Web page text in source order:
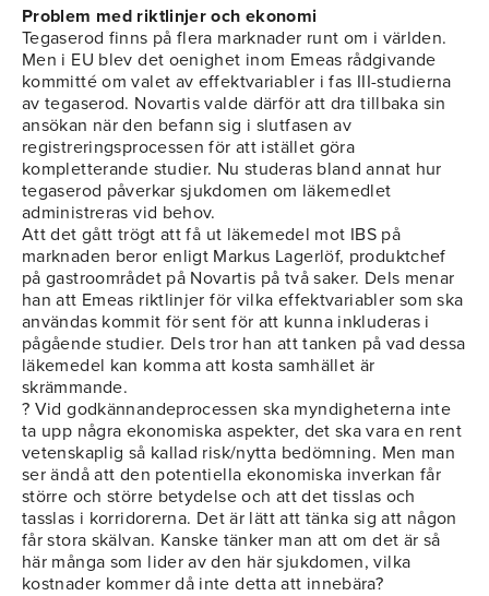
Problem med riktlinjer och ekonomi
Tegaserod finns på flera marknader runt om i världen.
Men i EU blev det oenighet inom Emeas rådgivande
kommitté om valet av effektvariabler i fas III-studierna
av tegaserod. Novartis valde därför att dra tillbaka sin
ansökan när den befann sig i slutfasen av
registreringsprocessen för att istället göra
kompletterande studier. Nu studeras bland annat hur
tegaserod påverkar sjukdomen om läkemedlet
administreras vid behov.
Att det gått trögt att få ut läkemedel mot IBS på
marknaden beror enligt Markus Lagerlöf, produktchef
på gastroområdet på Novartis på två saker. Dels menar
han att Emeas riktlinjer för vilka effektvariabler som ska
användas kommit för sent för att kunna inkluderas i
pågående studier. Dels tror han att tanken på vad dessa
läkemedel kan komma att kosta samhället är
skrämmande.
? Vid godkännandeprocessen ska myndigheterna inte
ta upp några ekonomiska aspekter, det ska vara en rent
vetenskaplig så kallad risk/nytta bedömning. Men man
ser ändå att den potentiella ekonomiska inverkan får
större och större betydelse och att det tisslas och
tasslas i korridorerna. Det är lätt att tänka sig att någon
får stora skälvan. Kanske tänker man att om det är så
här många som lider av den här sjukdomen, vilka
kostnader kommer då inte detta att innebära?